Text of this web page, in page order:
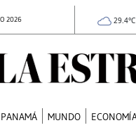
2026
PANAMÁ MUNDO